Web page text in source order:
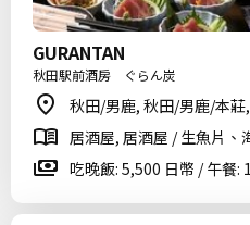
GURANTAN
秋田駅前酒房 ぐらん炭
秋田/男鹿, 秋田/男鹿/本莊
居酒屋, 居酒屋 / 生魚片、
吃晚飯: 5,500 日幣 / 午餐: